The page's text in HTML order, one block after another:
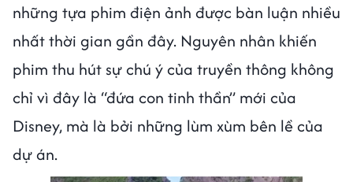
những tựa phim điện ảnh được bàn luận nhiều
nhất thời gian gần đây. Nguyên nhân khiến
phim thu hút sự chú ý của truyền thông không
chỉ vì đây là “đứa con tinh thần” mới của
Disney, mà là bởi những lùm xùm bên lề của
dự án.